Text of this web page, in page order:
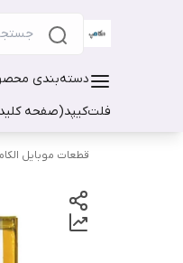
دسته‌بندی
فلتکیپد(صفحه
قطعات موبایل